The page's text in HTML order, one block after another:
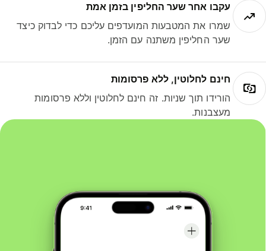
עקבו אחר שער החליפין בזמן אמת
שמרו את המטבעות המועדפים עליכם כדי לבדוק כיצד
שער החליפין משתנה עם הזמן.
חינם לחלוטין, ללא פרסומות
הורידו תוך שניות. זה חינם לחלוטין וללא פרסומות
מעצבנות.